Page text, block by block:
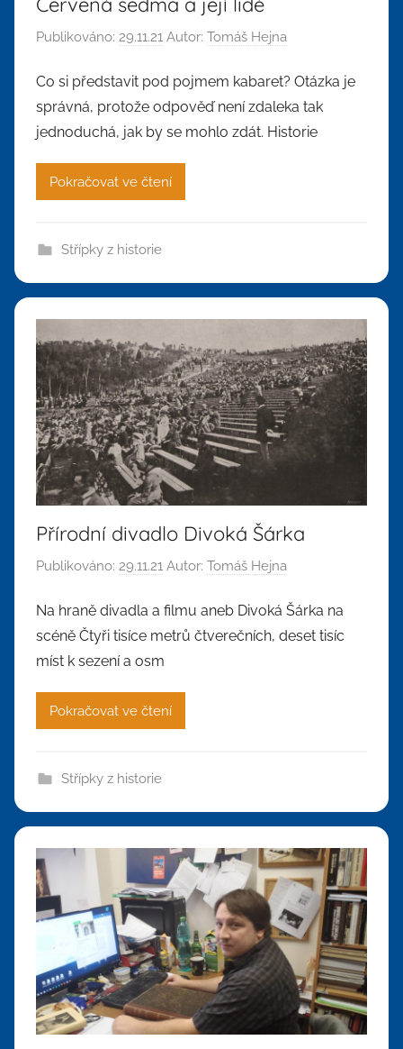
Publikováno: 29.11.21 Autor: Tomáš Hejna
Co si představit pod pojmem kabaret? Otázka je
správná, protože odpověď není zdaleka tak
jednoduchá, jak by se mohlo zdát. Historie
Pokračovat ve čtení
Střípky z historie
Přírodní divadlo Divoká Šárka
Publikováno: 29.11.21 Autor: Tomáš Hejna
Na hraně divadla a filmu aneb Divoká Šárka na
scéně Čtyři tisíce metrů čtverečních, deset tisíc
míst k sezení a osm
Pokračovat ve čtení
Střípky z historie